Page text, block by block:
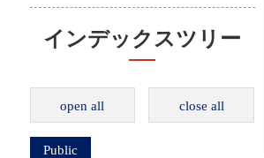
インデックスツリー
open all close all
Public